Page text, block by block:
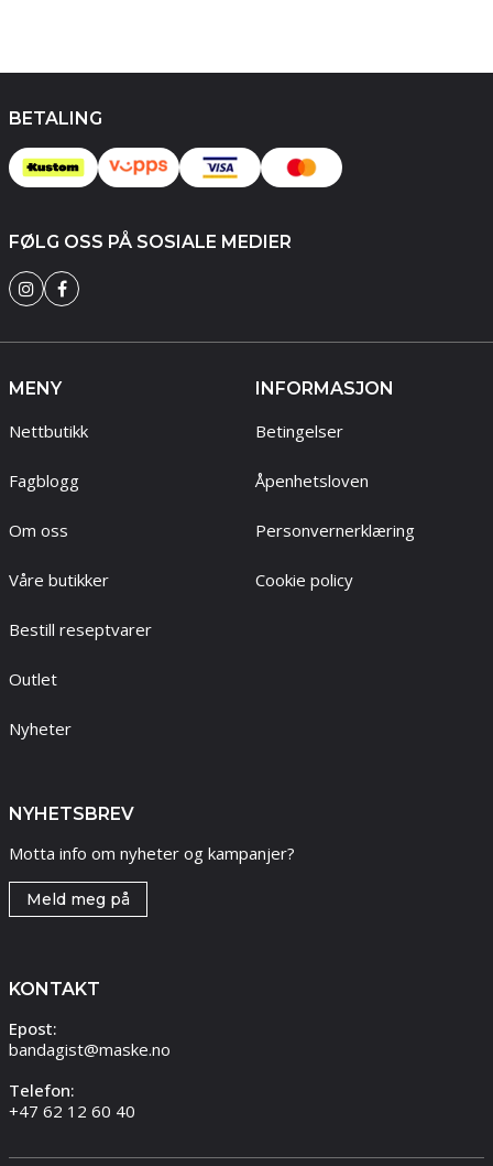
BETALING
FØLG OSS PÅ SOSIALE MEDIER
MENY
Nettbutikk
Fagblogg
Om oss
Våre butikker
Bestill reseptvarer
Outlet
Nyheter
INFORMASJON
Betingelser
Åpenhetsloven
Personvernerklæring
Cookie policy
NYHETSBREV
Motta info om nyheter og kampanjer?
Meld meg på
KONTAKT
Epost:
bandagist@maske.no
Telefon:
+47 62 12 60 40